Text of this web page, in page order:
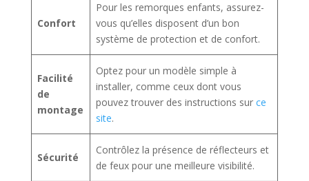
Confort
Pour les remorques enfants, assurez-
vous qu’elles disposent d’un bon
système de protection et de confort.
Facilité
de
montage
Optez pour un modèle simple à
installer, comme ceux dont vous
pouvez trouver des instructions sur ce
site.
Sécurité
Contrôlez la présence de réflecteurs et
de feux pour une meilleure visibilité.